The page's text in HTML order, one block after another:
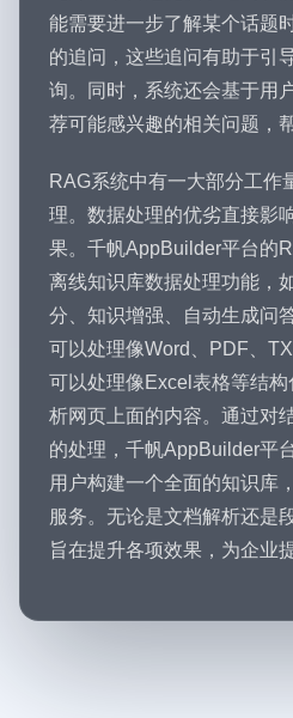
能需要进一步了解某个话题
的追问，这些追问有助于引
询。同时，系统还会基于用
荐可能感兴趣的相关问题，
RAG系统中有一大部分工作
理。数据处理的优劣直接影
果。千帆AppBuilder平台的
离线知识库数据处理功能，
分、知识增强、自动生成问
可以处理像Word、PDF、
可以处理像Excel表格等结
析网页上面的内容。通过对
的处理，千帆AppBuilder平
用户构建一个全面的知识库
服务。无论是文档解析还是
旨在提升各项效果，为企业